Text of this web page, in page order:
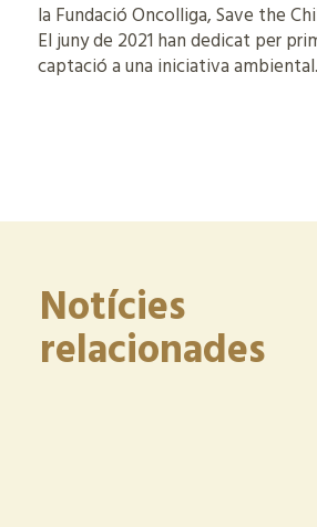
la Fundació Oncolliga, Save the
El juny de 2021 han dedicat per
captació a una iniciativa ambiental.
Notícies
relacionades